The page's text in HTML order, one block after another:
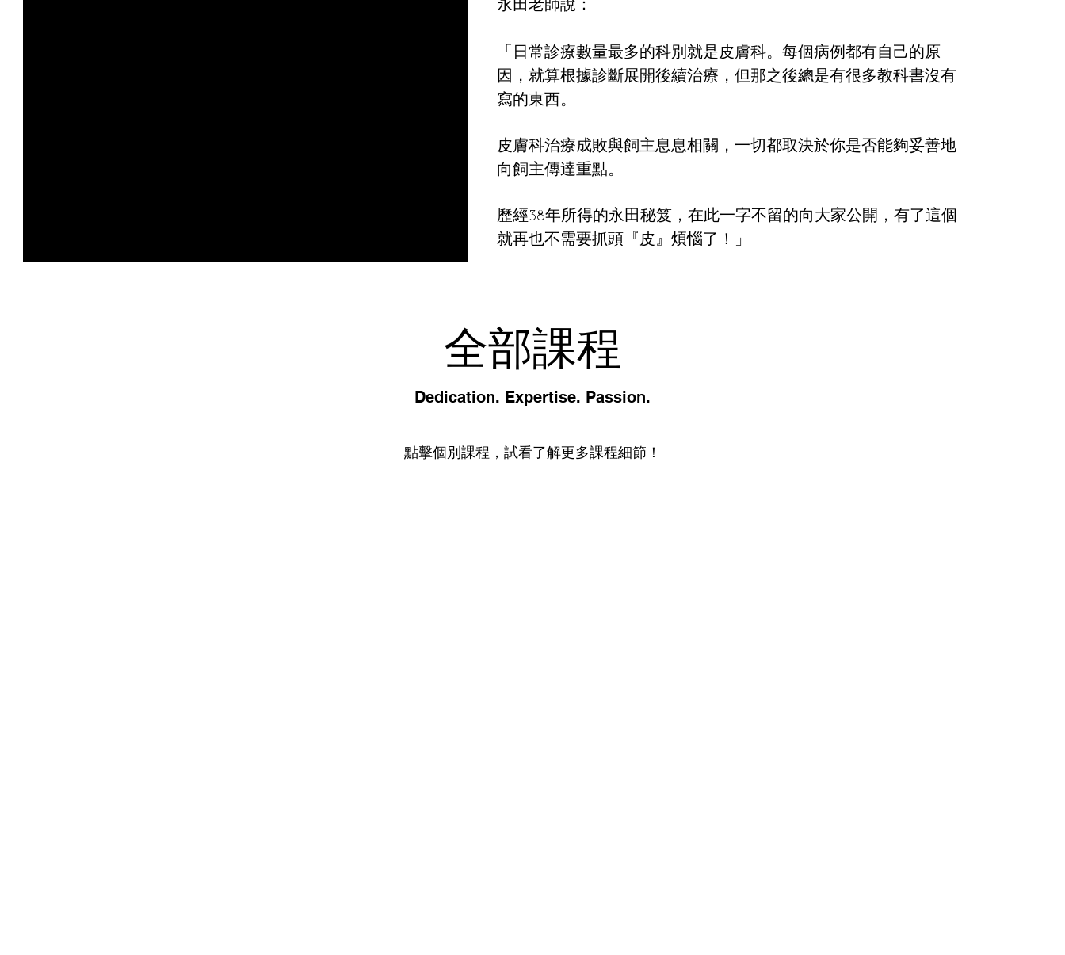
永田老師說：
「日常診療數量最多的科別就是皮膚科。每個病例都有自己的原
因，就算根據診斷展開後續治療，但那之後總是有很多教科書沒有
寫的東西。
皮膚科治療成敗與飼主息息相關，一切都取決於你是否能夠妥善地
向飼主傳達重點。
歷經38年所得的永田秘笈，在此一字不留的向大家公開，有了這個
就再也不需要抓頭『皮』煩惱了！」
全部課程
Dedication. Expertise. Passion.
點擊個別課程，試看了解更多課程細節！